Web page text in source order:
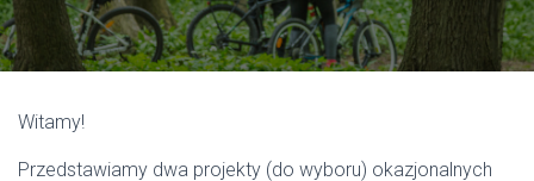
A
W
J
Witamy!
Przedstawiamy dwa projekty (do wyboru) okazjonalnych